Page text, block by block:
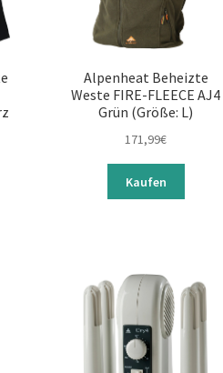
Alpenheat Beheizte
Weste FIRE-FLEECE AJ4
Grün (Größe: L)
171,99€
Kaufen